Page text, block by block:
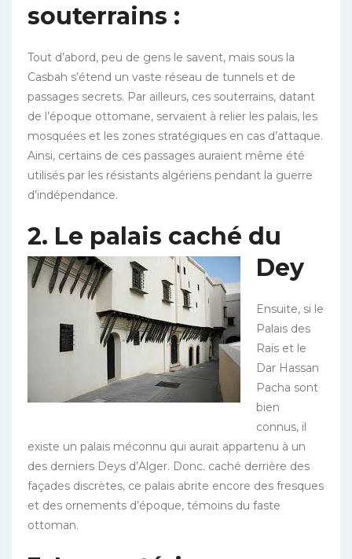
souterrains :
Tout d’abord, peu de gens le savent, mais sous la
Casbah s’étend un vaste réseau de tunnels et de
passages secrets. Par ailleurs, ces souterrains, datant
de l’époque ottomane, servaient à relier les palais, les
mosquées et les zones stratégiques en cas d’attaque.
Ainsi, certains de ces passages auraient même été
utilisés par les résistants algériens pendant la guerre
d’indépendance.
2. Le palais caché du
Dey
Ensuite, si le
Palais des
Raïs et le
Dar Hassan
Pacha sont
bien
connus, il
existe un palais méconnu qui aurait appartenu à un
des derniers Deys d’Alger. Donc. caché derrière des
façades discrètes, ce palais abrite encore des fresques
et des ornements d’époque, témoins du faste
ottoman.